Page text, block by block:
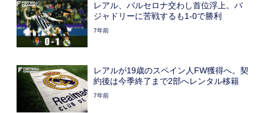
レアル、バルセロナ交わし首位浮上。バ
ジャドリーに苦戦するも1-0で勝利
7年前
レアルが19歳のスペイン人FW獲得へ。契
約後は今季終了まで2部へレンタル移籍
7年前